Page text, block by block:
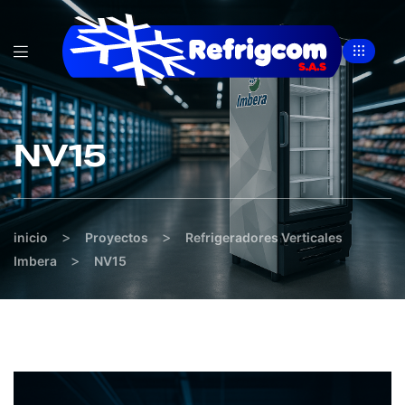
NV15
inicio > Proyectos >
Refrigeradores Verticales
Imbera
> NV15